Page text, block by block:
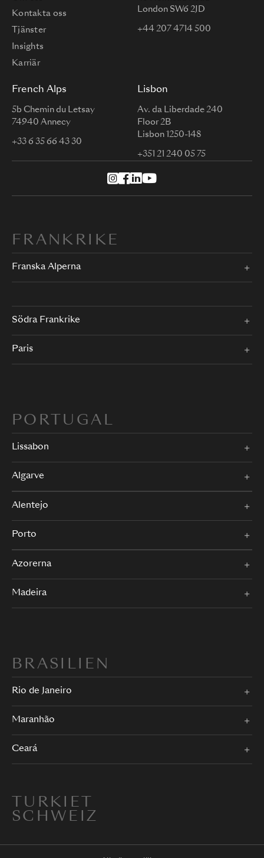
Kontakta oss
Tjänster
Insights
Karriär
London SW6 2JD
+44 207 4714 500
French Alps
5b Chemin du Letsay
74940 Annecy
+33 6 35 66 43 30
Lisbon
Av. da Liberdade 240
Floor 2B
Lisbon 1250-148
+351 21 240 05 75
FRANKRIKE
Franska Alperna
Södra Frankrike
Paris
PORTUGAL
Lissabon
Algarve
Alentejo
Porto
Azorerna
Madeira
BRASILIEN
Rio de Janeiro
Maranhão
Ceará
TURKIET
SCHWEIZ